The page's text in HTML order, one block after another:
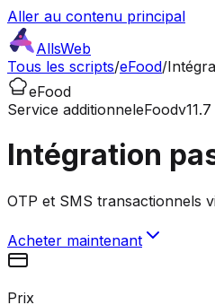
Aller au contenu principal
AllsWeb
Tous les scripts/eFood/
eFood
Service additionneleFoodv11.7
Intégration
OTP et SMS transactionnels
Acheter maintenant
Prix